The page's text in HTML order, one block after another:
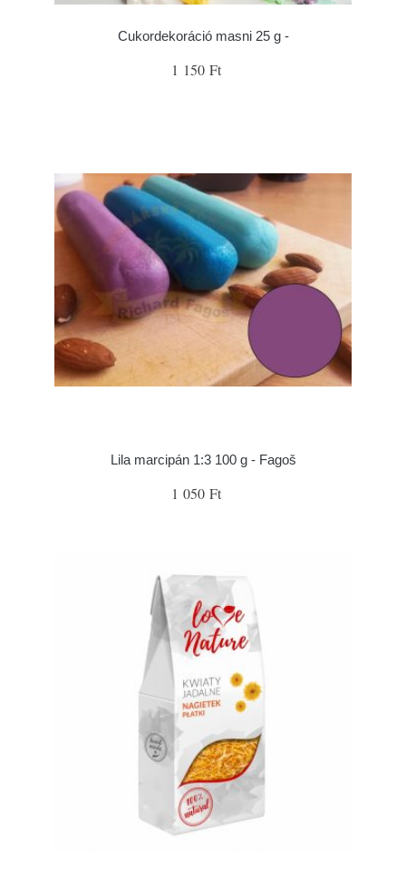
Cukordekoráció masni 25 g -
1 150 Ft
Lila marcipán 1:3 100 g - Fagoš
1 050 Ft